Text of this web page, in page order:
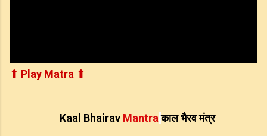
⬆ Play Matra ⬆
Kaal Bhairav Mantra काल भैरव मंत्र